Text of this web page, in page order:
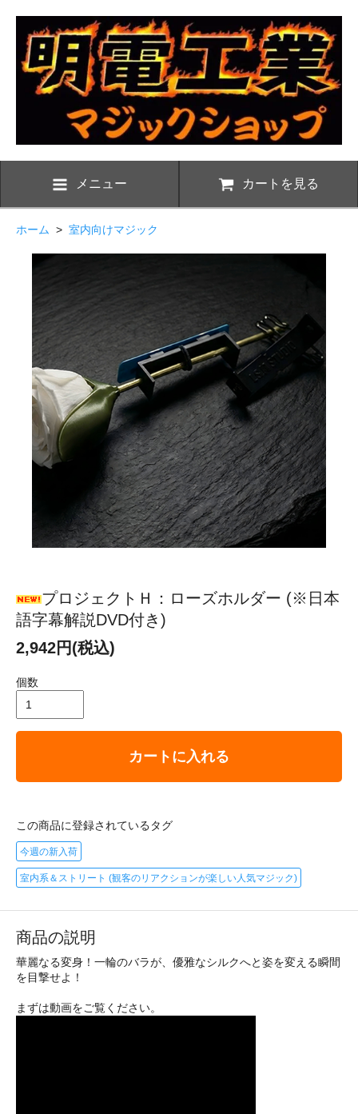
メニュー カートを見る
ホーム > 室内向けマジック
プロジェクトＨ：ローズホルダー (※日本
語字幕解説DVD付き)
2,942円(税込)
個数
カートに入れる
この商品に登録されているタグ
今週の新入荷
室内系＆ストリート (観客のリアクションが楽しい人気マジック)
商品の説明
華麗なる変身！一輪のバラが、優雅なシルクへと姿を変える瞬間
を目撃せよ！
まずは動画をご覧ください。